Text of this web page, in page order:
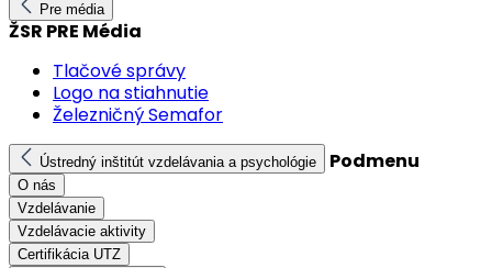
Pre média
ŽSR PRE Média
Tlačové správy
Logo na stiahnutie
Železničný Semafor
Ústredný inštitút vzdelávania a psychológie Podmenu
O nás
Vzdelávanie
Vzdelávacie aktivity
Certifikácia UTZ